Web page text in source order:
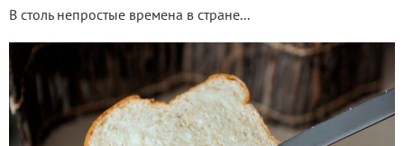
В столь непростые времена в стране...